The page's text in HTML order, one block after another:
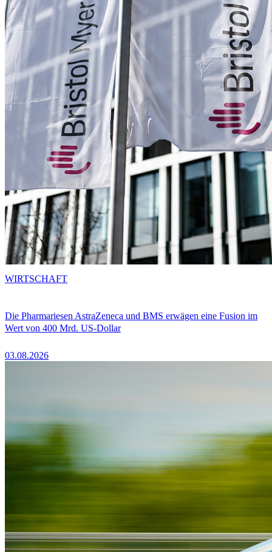
Die Pharmariesen AstraZeneca und BMS erwägen eine Fusion im
Wert von 400 Mrd. US-Dollar
03.08.2026
WIRTSCHAFT